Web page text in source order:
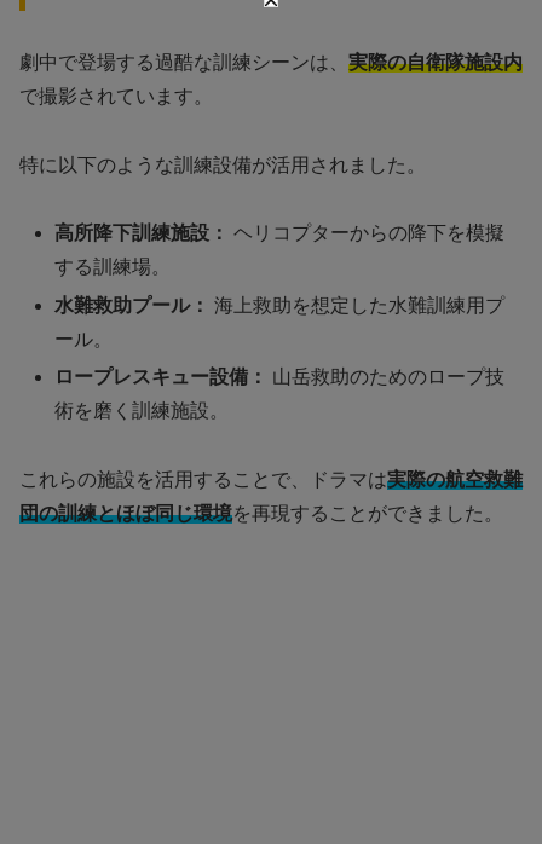
劇中で登場する過酷な訓練シーンは、 実際の自衛隊施設内
で撮影されています。
特に以下のような訓練設備が活用されました。
高所降下訓練施設： ヘリコプターからの降下を模擬
する訓練場。
水難救助プール： 海上救助を想定した水難訓練用プ
ール。
ロープレスキュー設備：
山岳救助のためのロープ技
術を磨く訓練施設。
これらの施設を活用することで、ドラマは実際の航空救難
団の訓練とほぼ同じ環境を再現することができました。